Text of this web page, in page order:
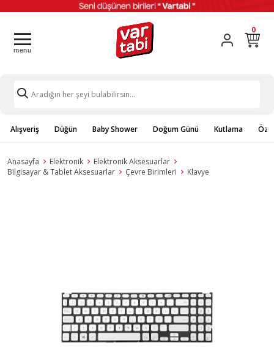
0
Alışveriş Düğün Baby Shower Doğum Günü Kutlama
Anasayfa Elektronik
Elektronik Aksesuarlar
Bilgisayar & Tablet Aksesuarlar
Çevre Birimleri Klavye